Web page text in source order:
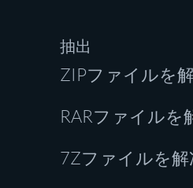
抽出
ZIPファイルを
RARファイルを
7Zファイルを解